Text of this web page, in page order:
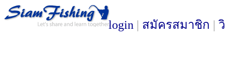
login | สมัครสมาชิก |